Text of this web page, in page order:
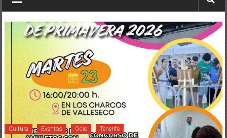
Cultura Eventos Ocio Tenerife